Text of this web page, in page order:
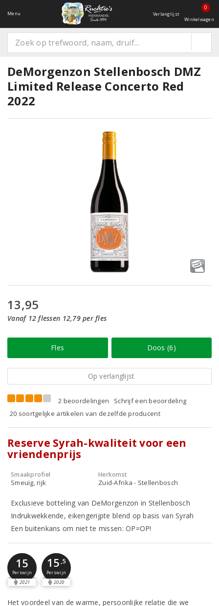
Menu Verlanglijst
0
Winkelwagen
DeMorgenzon Stellenbosch DMZ
Limited Release Concerto Red
2022
13,95
Vanaf 12 flessen 12,79 per fles
Fles Doos (6)
Op verlanglijst
2 beoordelingen
Schrijf een beoordeling
20 soortgelijke artikelen van dezelfde producent
Reserve Syrah-kwaliteit voor een
vriendenprijs
Smaakprofiel
Smeuïg, rijk
Herkomst
Zuid-Afrika - Stellenbosch
Exclusieve botteling van DeMorgenzon in Stellenbosch
Indrukwekkende, eikengerijpte blend op basis van Syrah
Een buitenkans om niet te missen: OP=OP!
15
Perswijn
2021
15 ,5
Perswijn
2020
Het voordeel van de warme, persoonlijke relatie die we